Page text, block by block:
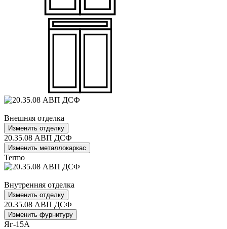
Внешняя отделка
Изменить отделку
20.35.08 АВП ДСФ
Изменить металлокаркас
Termo
Внутренняя отделка
Изменить отделку
20.35.08 АВП ДСФ
Изменить фурнитуру
Яг-15А